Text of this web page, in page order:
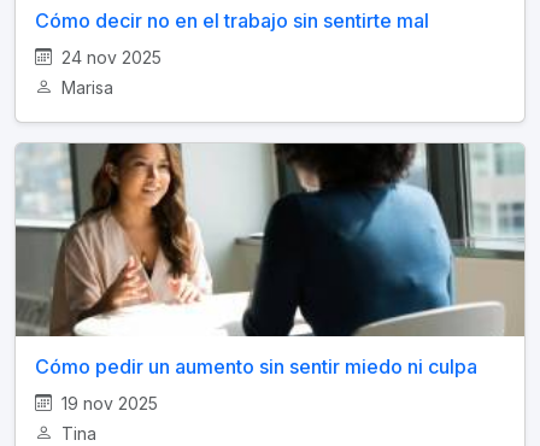
Cómo decir no en el trabajo sin sentirte mal
24 nov 2025
Marisa
Cómo pedir un aumento sin sentir miedo ni culpa
19 nov 2025
Tina